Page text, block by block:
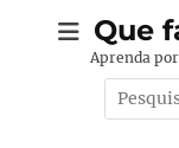
Que
Aprenda
por: